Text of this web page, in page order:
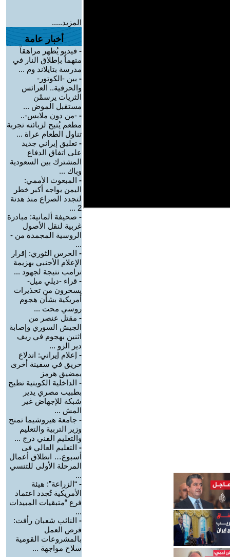
المزيد.....
أخبار عامة
- فيديو يُظهر مراهقاً
متهماً بإطلاق النار في
مدرسة بتايلاند وم ...
- بين -الكوتور-
والحرفية.. العرائس
الثريات يرسمْن
مستقبل الموض ...
- -من دون ملابس-..
مطعم يُتيح لزبائنه تجربة
تناول الطعام عراة ...
- تعليق إيراني جديد
على اتفاق الدفاع
المشترك بين السعودية
وباك ...
- المبعوث الأممي:
اليمن يواجه أكبر خطر
لتجدد الصراع منذ هدنة
2 ...
- صحيفة ألمانية: مبادرة
غربية لنقل الأصول
الروسية المجمدة من -
...
- الحرس الثوري: إقرار
الإعلام الأجنبي بهزيمة
ترامب نتيجة لجهود ...
- قراء -ديلي ميل-
يسخرون من تحذيرات
أمريكية بشأن هجوم
روسي محت ...
- مقتل عنصر من
الجيش السوري وإصابة
اثنين بهجوم في ريف
دير الزو ...
- إعلام إيراني: اندلاع
حريق في سفينة أخرى
بمضيق هرمز
- الداخلية الكويتية تطيح
بطبيب مصري يدير
شبكة للإجهاض غير
المش ...
- جامعة هيروشيما تمنح
وزير التربية والتعليم
والتعليم الفني درج ...
- التعليم العالي فى
أسبوع… انطلاق أعمال
المرحلة الأولى للتنسي
...
- “الزراعة”: هيئة
الأمريكية تُجدد اعتماد
فرع “متبقيات المبيدات
...
- النائب شعبان رأفت:
فرص العمل
بالمشروعات القومية
سلاح مواجهة ...